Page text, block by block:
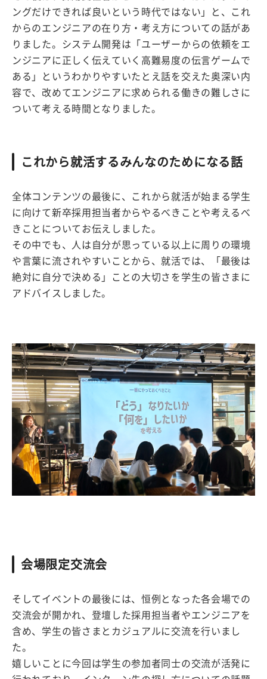
ングだけできれば良いという時代ではない」と、これ
からのエンジニアの在り方・考え方についての話があ
りました。システム開発は「ユーザーからの依頼をエ
ンジニアに正しく伝えていく高難易度の伝言ゲームで
ある」というわかりやすいたとえ話を交えた奥深い内
容で、改めてエンジニアに求められる働きの難しさに
ついて考える時間となりました。
これから就活するみんなのためになる話
全体コンテンツの最後に、これから就活が始まる学生
に向けて新卒採用担当者からやるべきことや考えるべ
きことについてお伝えしました。
その中でも、人は自分が思っている以上に周りの環境
や言葉に流されやすいことから、就活では、「最後は
絶対に自分で決める」ことの大切さを学生の皆さまに
アドバイスしました。
会場限定交流会
そしてイベントの最後には、恒例となった各会場での
交流会が開かれ、登壇した採用担当者やエンジニアを
含め、学生の皆さまとカジュアルに交流を行いまし
た。
嬉しいことに今回は学生の参加者同士の交流が活発に